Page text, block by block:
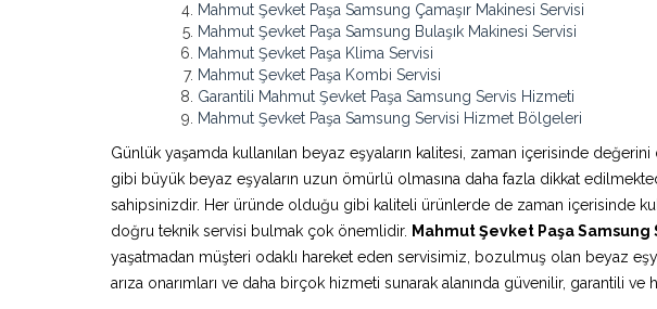
Mahmut Şevket Paşa Samsung Çamaşır Makinesi Servisi
Mahmut Şevket Paşa Samsung Bulaşık Makinesi Servisi
Mahmut Şevket Paşa Klima Servisi
Mahmut Şevket Paşa Kombi Servisi
Garantili Mahmut Şevket Paşa Samsung Servis Hizmeti
Mahmut Şevket Paşa Samsung Servisi Hizmet Bölgeleri
Günlük yaşamda kullanılan beyaz eşyaların kalitesi, zaman içerisinde
gibi büyük beyaz eşyaların uzun ömürlü olmasına daha fazla dikkat
sahipsinizdir. Her üründe olduğu gibi kaliteli ürünlerde de zaman içerisinde
doğru teknik servisi bulmak çok önemlidir. Mahmut Şevket Paşa Samsung
yaşatmadan müşteri odaklı hareket eden servisimiz, bozulmuş olan beyaz
arıza onarımları ve daha birçok hizmeti sunarak alanında güvenilir, garantili ve